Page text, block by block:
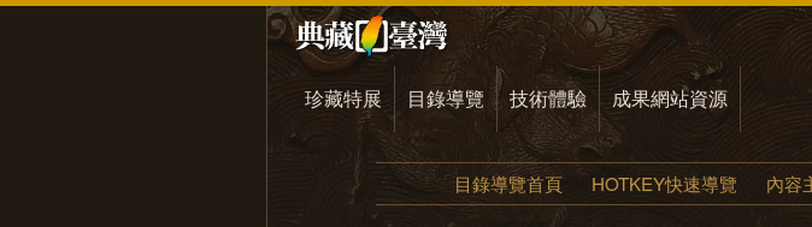
珍藏特展 目錄導覽 技術體驗 成果網站資源
目錄導覽首頁 HOTKEY快速導覽 內容